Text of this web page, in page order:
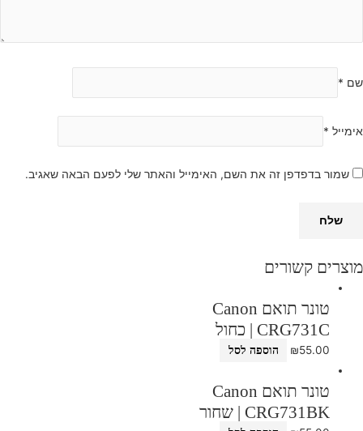
שם *
אימייל *
שמור בדפדפן זה את השם, האימייל והאתר שלי לפעם הבאה שאגיב.
מוצרים קשורים
טונר תואם Canon
CRG731C | כחול
₪55.00 הוספה לסל
טונר תואם Canon
CRG731BK | שחור